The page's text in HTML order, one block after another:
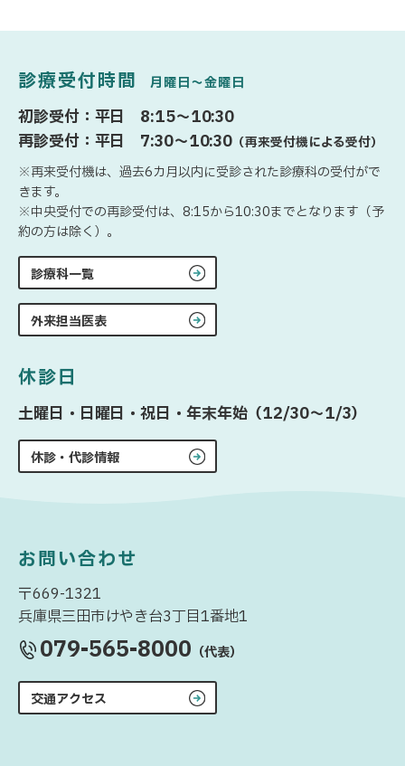
診療受付時間 月曜日〜金曜日
初診受付：平日 8:15〜10:30
再診受付：平日 7:30〜10:30 （再来受付機による受付）
※再来受付機は、過去6カ月以内に受診された診療科の受付がで
きます。
※中央受付での再診受付は、8:15から10:30までとなります（予
約の方は除く）。
診療科一覧
外来担当医表
休診日
土曜日・日曜日・祝日・年末年始（12/30〜1/3）
休診・代診情報
お問い合わせ
〒669-1321
兵庫県三田市けやき台3丁目1番地1
079-565-8000 （代表）
交通アクセス